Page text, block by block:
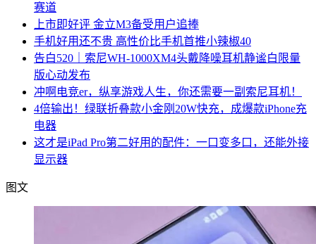
赛道
上市即好评 金立M3备受用户追捧
手机好用还不贵 高性价比手机首推小辣椒40
告白520｜索尼WH-1000XM4头戴降噪耳机静谧白限量
版心动发布
冲啊电竞er，纵享游戏人生，你还需要一副索尼耳机！
4倍输出！绿联折叠款小金刚20W快充，成爆款iPhone充
电器
这才是iPad Pro第二好用的配件：一口变多口，还能外接
显示器
图文